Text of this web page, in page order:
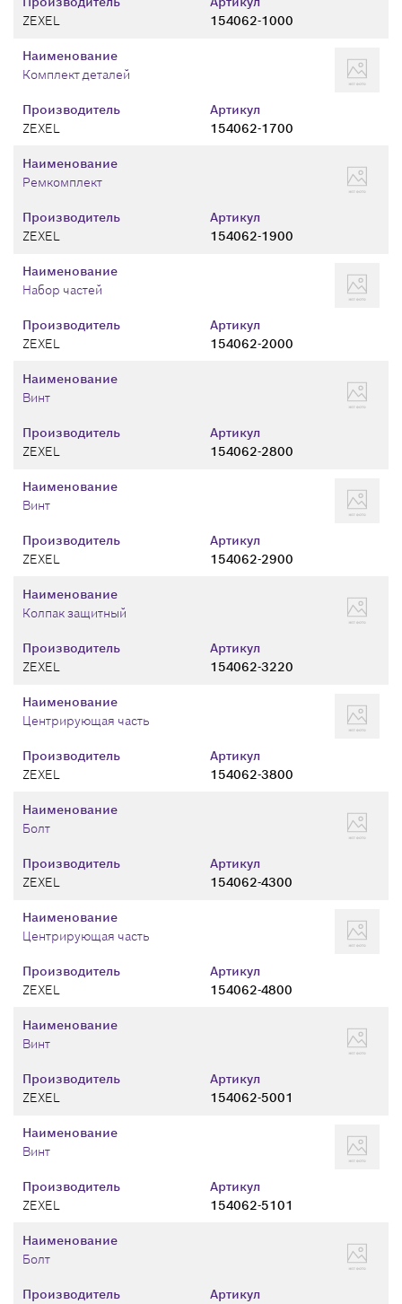
ZEXEL
154062-1000
Производитель
ZEXEL
Артикул
154062-1700
Наименование
Комплект деталей
Производитель
ZEXEL
Артикул
154062-1900
Наименование
Ремкомплект
Производитель
ZEXEL
Артикул
154062-2000
Наименование
Набор частей
Производитель
ZEXEL
Артикул
154062-2800
Наименование
Винт
Производитель
ZEXEL
Артикул
154062-2900
Наименование
Винт
Производитель
ZEXEL
Артикул
154062-3220
Наименование
Колпак защитный
Производитель
ZEXEL
Артикул
154062-3800
Наименование
Центрирующая часть
Производитель
ZEXEL
Артикул
154062-4300
Наименование
Болт
Производитель
ZEXEL
Артикул
154062-4800
Наименование
Центрирующая часть
Производитель
ZEXEL
Артикул
154062-5001
Наименование
Винт
Производитель
ZEXEL
Артикул
154062-5101
Наименование
Винт
Производитель
Артикул
Наименование
Болт